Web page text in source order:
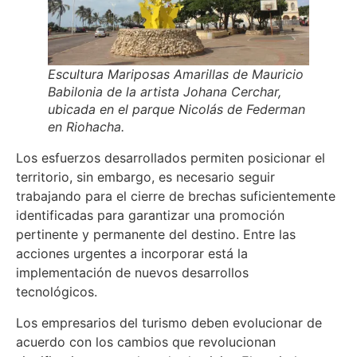
Escultura Mariposas Amarillas de Mauricio
Babilonia de la artista Johana Cerchar,
ubicada en el parque Nicolás de Federman
en Riohacha.
Los esfuerzos desarrollados permiten posicionar el
territorio, sin embargo, es necesario seguir
trabajando para el cierre de brechas suficientemente
identificadas para garantizar una promoción
pertinente y permanente del destino. Entre las
acciones urgentes a incorporar está la
implementación de nuevos desarrollos
tecnológicos.
Los empresarios del turismo deben evolucionar de
acuerdo con los cambios que revolucionan